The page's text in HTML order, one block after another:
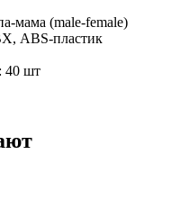
мама (male-female)
ABS-пластик
40 шт